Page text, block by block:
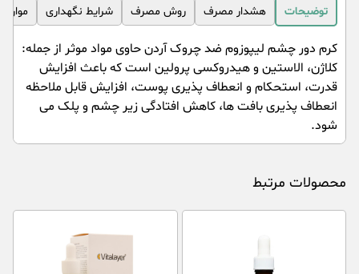
توضیحات هشدار مصرف روش مصرف شرایط نگهداری
کرم دور چشم لیپوزوم ضد چروک آردن حاوی مواد موثر از جمله:
کلاژن، الاستین و هیدروکسی پرولین است که باعث افزایش
قدرت، استحکام و انعطاف پذیری پوست، افزایش قابل ملاحظه
انعطاف پذیری بافت ها، کاهش افتادگی زیر چشم و پلک می
شود.
محصولات مرتبط